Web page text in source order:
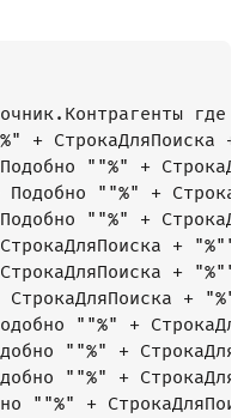
+ СтрокаДляПоиска +
Подобно ""%" +
Подобно ""%" +
Подобно ""%" +
+ "%""
+ "%""
+ "%""
""%" +
""%" +
""%" +
""%" +